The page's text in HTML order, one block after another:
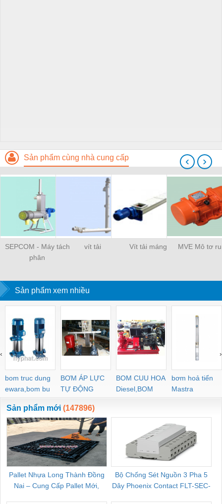
Sản phẩm cùng nhà cung cấp
SEPCOM - Máy tách
phân
vít tải Vít tải máng MVE Mô tơ
‹ ›
Sản phẩm xem nhiều
bom truc dung
ewara,bom bu
ewara
BƠM ÁP LỰC
TỰ ĐỘNG
BOM CUU HOA
Diesel,BOM
CHUA CHAY
bơm hoả tiển
Mastra
‹ ›
Sản phẩm mới (147896)
Pallet Nhựa Long Thành Đồng
Nai – Cung Cấp Pallet Mới,
Bộ Chống Sét Nguồn 3 Pha 5
Dây Phoenix Contact FLT-SEC-